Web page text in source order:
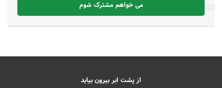
می خواهم مشترک شوم
از پشت ابر بیرون بیاید